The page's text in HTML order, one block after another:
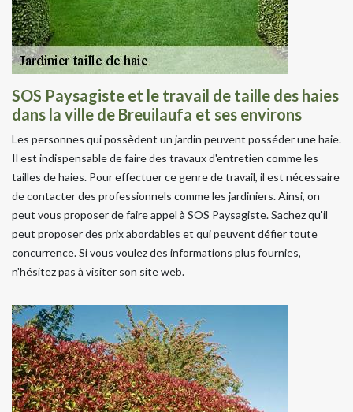
SOS Paysagiste et le travail de taille des haies
dans la ville de Breuilaufa et ses environs
Les personnes qui possèdent un jardin peuvent posséder une haie.
Il est indispensable de faire des travaux d'entretien comme les
tailles de haies. Pour effectuer ce genre de travail, il est nécessaire
de contacter des professionnels comme les jardiniers. Ainsi, on
peut vous proposer de faire appel à SOS Paysagiste. Sachez qu'il
peut proposer des prix abordables et qui peuvent défier toute
concurrence. Si vous voulez des informations plus fournies,
n'hésitez pas à visiter son site web.